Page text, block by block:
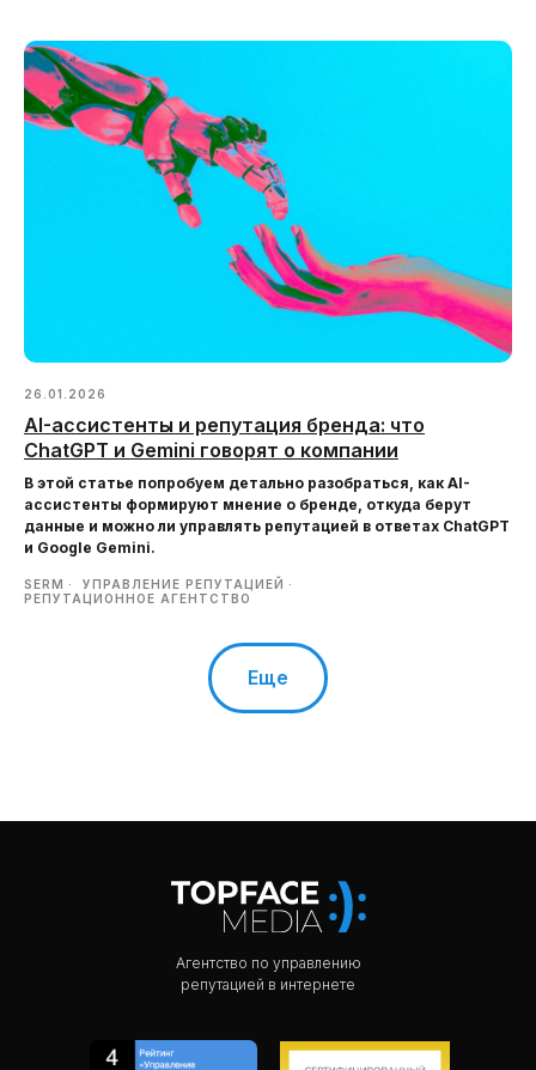
26.01.2026
AI-ассистенты и репутация бренда: что
ChatGPT и Gemini говорят о компании
В этой статье попробуем детально разобраться, как AI-
ассистенты формируют мнение о бренде, откуда берут
данные и можно ли управлять репутацией в ответах ChatGPT
и Google Gemini.
SERM
УПРАВЛЕНИЕ РЕПУТАЦИЕЙ
РЕПУТАЦИОННОЕ АГЕНТСТВО
Еще
Агентство по управлению
репутацией в интернете